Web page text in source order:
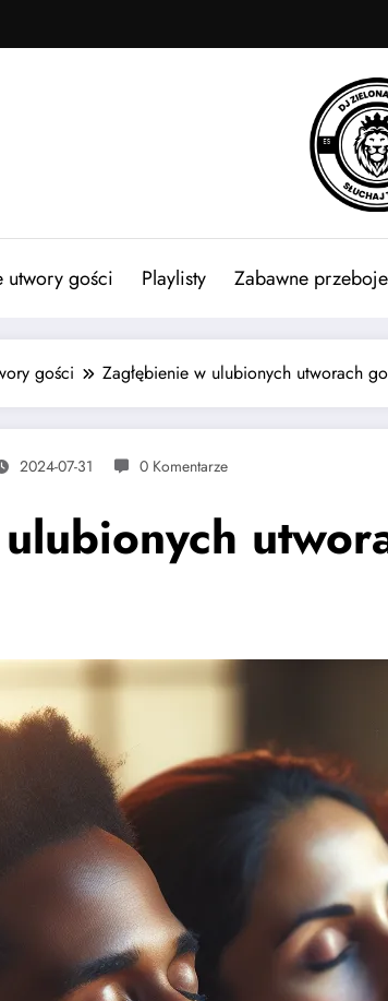
utwory gości Playlisty Zabawne przeboje
gości Zagłębienie w ulubionych utworach
2024-07-31 0 Komentarze